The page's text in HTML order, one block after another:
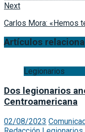
Next
Carlos Mora: «Hemos
Artículos
Legionarios
Dos legionarios
Centroamericana
02/08/2023